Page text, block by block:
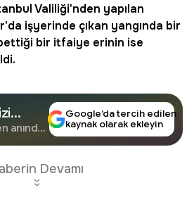
Valiliği'nden yapılan
işyerinde çıkan yangında bir
bir itfaiye erinin ise
anında
Google’da tercih edilen
kaynak olarak ekleyin
Devamı